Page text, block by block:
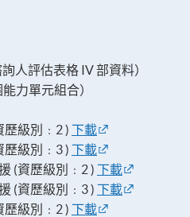
人評估表格 IV 部資料）
力單元組合）
歷級別﹕2 ) 下載
歷級別﹕3 ) 下載
(資歷級別﹕2 ) 下載
(資歷級別﹕3 ) 下載
歷級別﹕2 ) 下載